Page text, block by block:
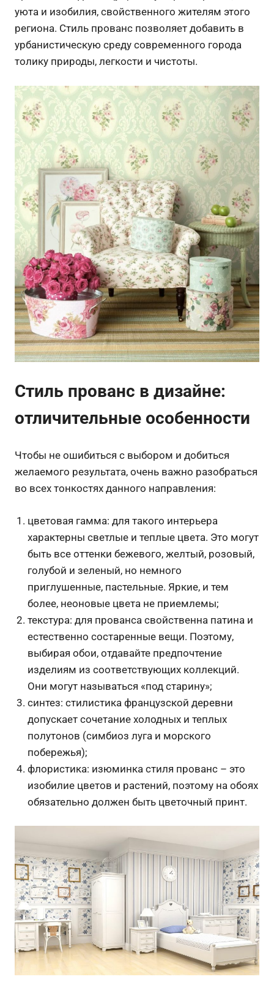
уюта и изобилия, свойственного жителям этого
региона. Стиль прованс позволяет добавить в
урбанистическую среду современного города
толику природы, легкости и чистоты.
Стиль прованс в дизайне:
отличительные особенности
Чтобы не ошибиться с выбором и добиться
желаемого результата, очень важно разобраться
во всех тонкостях данного направления:
цветовая гамма: для такого интерьера
характерны светлые и теплые цвета. Это могут
быть все оттенки бежевого, желтый, розовый,
голубой и зеленый, но немного
приглушенные, пастельные. Яркие, и тем
более, неоновые цвета не приемлемы;
текстура: для прованса свойственна патина и
естественно состаренные вещи. Поэтому,
выбирая обои, отдавайте предпочтение
изделиям из соответствующих коллекций.
Они могут называться «под старину»;
синтез: стилистика французской деревни
допускает сочетание холодных и теплых
полутонов (симбиоз луга и морского
побережья);
флористика: изюминка стиля прованс – это
изобилие цветов и растений, поэтому на обоях
обязательно должен быть цветочный принт.